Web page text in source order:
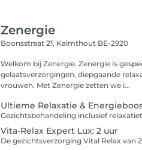
Zenergie
Boonsstraat 21, Kalmthout BE-2920
Welkom bij Zenergie. Zenergie is gespecialiseerd in
gelaatsverzorgingen, diepgaande
vrouwen. Met Zenergie zetten we i...
Ultieme Relaxatie &
Gezichtsbehandeling inclusief
Vita-Relax Expert Lux: 2 uur